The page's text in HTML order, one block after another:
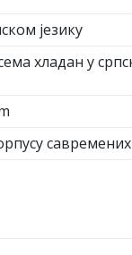
језику
хладан у